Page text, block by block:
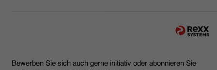
Bewerben Sie sich auch gerne initiativ oder abonnieren Sie